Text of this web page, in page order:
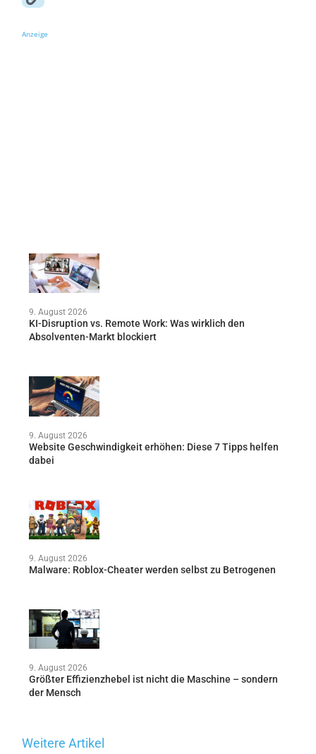
Anzeige
9. August 2026
KI-Disruption vs. Remote Work: Was wirklich den
Absolventen-Markt blockiert
9. August 2026
Website Geschwindigkeit erhöhen: Diese 7 Tipps helfen
dabei
9. August 2026
Malware: Roblox-Cheater werden selbst zu Betrogenen
9. August 2026
Größter Effizienzhebel ist nicht die Maschine – sondern
der Mensch
Weitere Artikel